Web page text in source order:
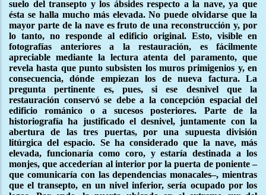
suelo del transepto y los ábsides respecto a la nave, ya que
ésta se halla mucho más elevada. No puede olvidarse que la
mayor parte de la nave es fruto de una reconstrucción y, por
lo tanto, no responde al edificio original. Esto, visible en
fotografías anteriores a la restauración, es fácilmente
apreciable mediante la lectura atenta del paramento, que
revela hasta que punto subsisten los muros primigenios y, en
consecuencia, dónde empiezan los de nueva factura. La
pregunta pertinente es, pues, si ese desnivel que la
restauración conservó se debe a la concepción espacial del
edificio románico o a sucesos posteriores. Parte de la
historiografía ha justificado el desnivel, juntamente con la
abertura de las tres puertas, por una supuesta división
litúrgica del espacio. Se ha considerado que la nave, más
elevada, funcionaría como coro, y estaría destinada a los
monjes, que accederían al interior por la puerta de poniente –
que comunicaría con las dependencias monacales–, mientras
que el transepto, en un nivel inferior, sería ocupado por los